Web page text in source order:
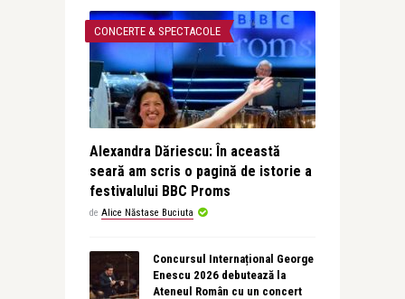
CONCERTE & SPECTACOLE
Alexandra Dăriescu: În această
seară am scris o pagină de istorie a
festivalului BBC Proms
de Alice Năstase Buciuta
Concursul Internațional George
Enescu 2026 debutează la
Ateneul Român cu un concert